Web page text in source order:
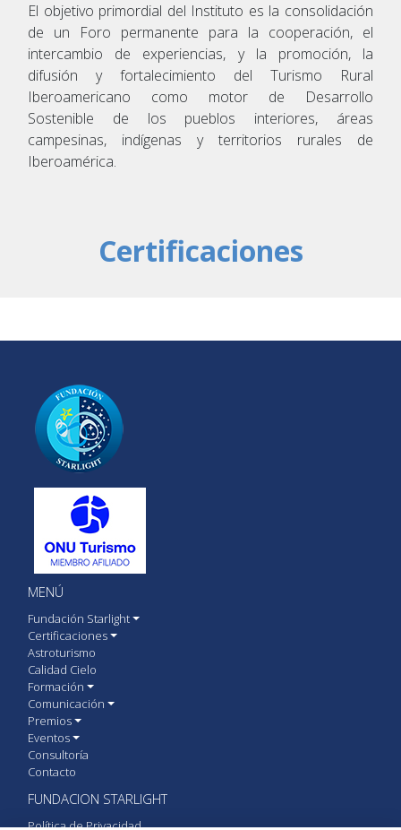
El objetivo primordial del Instituto es la consolidación
de un Foro permanente para la cooperación, el
intercambio de experiencias, y la promoción, la
difusión y fortalecimiento del Turismo Rural
Iberoamericano como motor de Desarrollo
Sostenible de los pueblos interiores, áreas
campesinas, indígenas y territorios rurales de
Iberoamérica.
Certificaciones
MENÚ
Fundación Starlight
Certificaciones
Astroturismo
Calidad Cielo
Formación
Comunicación
Premios
Eventos
Consultoría
Contacto
FUNDACION STARLIGHT
Política de Privacidad